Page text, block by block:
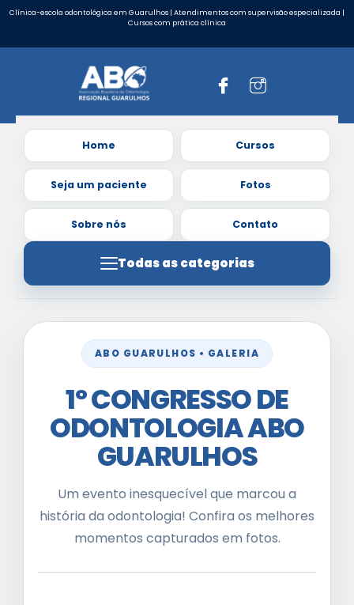
Clínica-escola odontológica em Guarulhos | Atendimentos com supervisão especializada |
Cursos com prática clínica
Home Cursos
Seja um paciente Fotos
Sobre nós Contato
Todas as categorias
ABO GUARULHOS • GALERIA
1º CONGRESSO DE
ODONTOLOGIA ABO
GUARULHOS
Um evento inesquecível que marcou a
história da odontologia! Confira os melhores
momentos capturados em fotos.